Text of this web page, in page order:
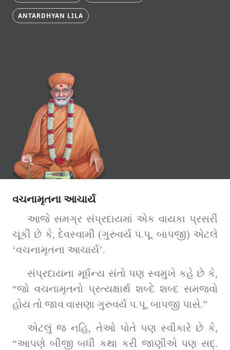
ANTARDHYAN LILA
વચનામૃતના આચાર્ય
આજે સમગ્ર સંપ્રદાયમાં એક વાયકા પ્રસરી
ચૂકી છે કે, દેવસ્વામી (ગુરુવર્ય પ.પૂ. બાપજી) એટલે
‘વચનામૃતના આચાર્ય’.
સંપ્રદાયના મૂર્ધન્ય સંતો પણ સ્વમુખે કહે છે કે,
“જો વચનામૃતનો પ્રત્યક્ષાર્થ શબ્દે શબ્દ સમજવો
હોય તો જાવ વાસણા ગુરુવર્ય પ.પૂ. બાપજી પાસે.”
એટલું જ નહિ, તેઓ પોતે પણ સ્વીકારે છે કે,
“આપણે બીજી બધી કથા કરી જાણીએ પણ સદ્‌.